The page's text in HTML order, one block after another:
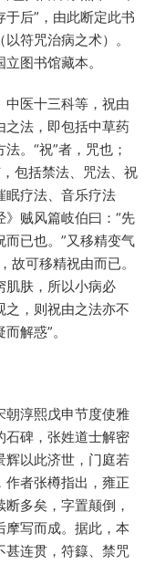
后”，由此断定此书
符咒治病之术）。
图书馆藏本。
中医十三科等，祝由
之法，即包括中草药
。“祝”者，咒也；
包括禁法、咒法、祝
眠疗法、音乐疗法
贼风篇岐伯曰：“先
已也。”又移精变气
故可移精祝由而已。
肌肤，所以小病必
之，则祝由之法亦不
解惑”。
朝淳熙戊申节度使雅
石碑，张姓道士解密
辉以此济世，门庭若
作者张樽指出，雍正
多矣，字置颠倒，
摩写而成。据此，本
甚连贯，符籙、禁咒